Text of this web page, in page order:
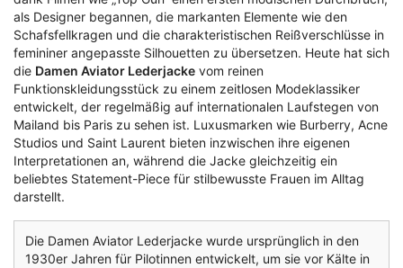
als Designer begannen, die markanten Elemente wie den
Schafsfellkragen und die charakteristischen Reißverschlüsse in
femininer angepasste Silhouetten zu übersetzen. Heute hat sich
die Damen Aviator Lederjacke vom reinen
Funktionskleidungsstück zu einem zeitlosen Modeklassiker
entwickelt, der regelmäßig auf internationalen Laufstegen von
Mailand bis Paris zu sehen ist. Luxusmarken wie Burberry, Acne
Studios und Saint Laurent bieten inzwischen ihre eigenen
Interpretationen an, während die Jacke gleichzeitig ein
beliebtes Statement-Piece für stilbewusste Frauen im Alltag
darstellt.
Die Damen Aviator Lederjacke wurde ursprünglich in den
1930er Jahren für Pilotinnen entwickelt, um sie vor Kälte in